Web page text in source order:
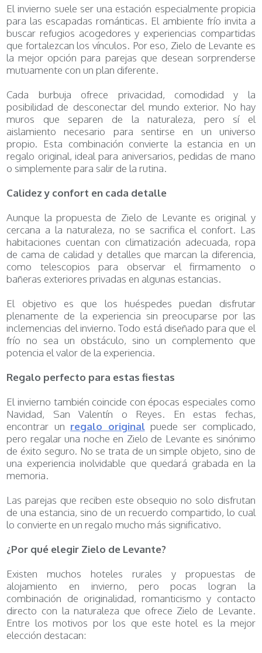
El invierno suele ser una estación especialmente propicia
para las escapadas románticas. El ambiente frío invita a
buscar refugios acogedores y experiencias compartidas
que fortalezcan los vínculos. Por eso, Zielo de Levante es
la mejor opción para parejas que desean sorprenderse
mutuamente con un plan diferente.
Cada burbuja ofrece privacidad, comodidad y la
posibilidad de desconectar del mundo exterior. No hay
muros que separen de la naturaleza, pero sí el
aislamiento necesario para sentirse en un universo
propio. Esta combinación convierte la estancia en un
regalo original, ideal para aniversarios, pedidas de mano
o simplemente para salir de la rutina.
Calidez y confort en cada detalle
Aunque la propuesta de Zielo de Levante es original y
cercana a la naturaleza, no se sacrifica el confort. Las
habitaciones cuentan con climatización adecuada, ropa
de cama de calidad y detalles que marcan la diferencia,
como telescopios para observar el firmamento o
bañeras exteriores privadas en algunas estancias.
El objetivo es que los huéspedes puedan disfrutar
plenamente de la experiencia sin preocuparse por las
inclemencias del invierno. Todo está diseñado para que el
frío no sea un obstáculo, sino un complemento que
potencia el valor de la experiencia.
Regalo perfecto para estas fiestas
El invierno también coincide con épocas especiales como
Navidad, San Valentín o Reyes. En estas fechas,
encontrar un regalo originalpuede ser complicado,
pero regalar una noche en Zielo de Levante es sinónimo
de éxito seguro. No se trata de un simple objeto, sino de
una experiencia inolvidable que quedará grabada en la
memoria.
Las parejas que reciben este obsequio no solo disfrutan
de una estancia, sino de un recuerdo compartido, lo cual
lo convierte en un regalo mucho más significativo.
¿Por qué elegir Zielo de Levante?
Existen muchos hoteles rurales y propuestas de
alojamiento en invierno, pero pocas logran la
combinación de originalidad, romanticismo y contacto
directo con la naturaleza que ofrece Zielo de Levante.
Entre los motivos por los que este hotel es la mejor
elección destacan: